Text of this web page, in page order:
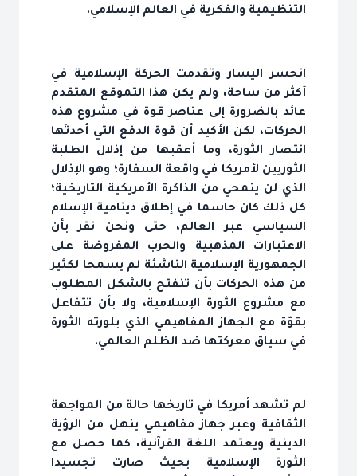
التنظيمية والفكرية في العالم الإسلامي.
انحسر اليسار وتقدمت الحركة الإسلامية في
أكثر من ساحة، ولم يكن هذا التموقع المتقدم
عائد بالضرورة إلى عناصر قوة في مشروع هذه
الحركات، لكن الأكيد أن قوة الدفع التي أحدثها
انتصار الثورة، وما أعقبها من إذلال الطلبة
الثوريين لأمريكا في واقعة السفارة؛ وهو الإذلال
الذي لن ينمحي من الذاكرة الأمريكية التاريخية؛
كل ذلك كان حاسما في إطلاق دينامية الإسلام
السياسي عبر العالم، حتى ونحن نقر بأن
الاعتبارات المذهبية والحرب المفروضة على
الجمهورية الإسلامية الناشئة لم يسمحا لكثير
من هذه الحركات بأن تنفتح بالشكل المطلوب
مع مشروع الثورة الإسلامية، ولا بأن تتفاعل
بقوّة مع الجهاز المفاهيمي الذي بلورته الثورة
في سياق معركتها ضد الظلم العالمي.
لم تشهد أمريكا في تاريخها حالة من المواجهة
الثقافية وعبر جهاز مفاهيمي ينهل من الرؤية
الدينية ويعتمد اللغة القرآنية، كما حصل مع
الثورة الإسلامية بحيث صارت تجسيدا